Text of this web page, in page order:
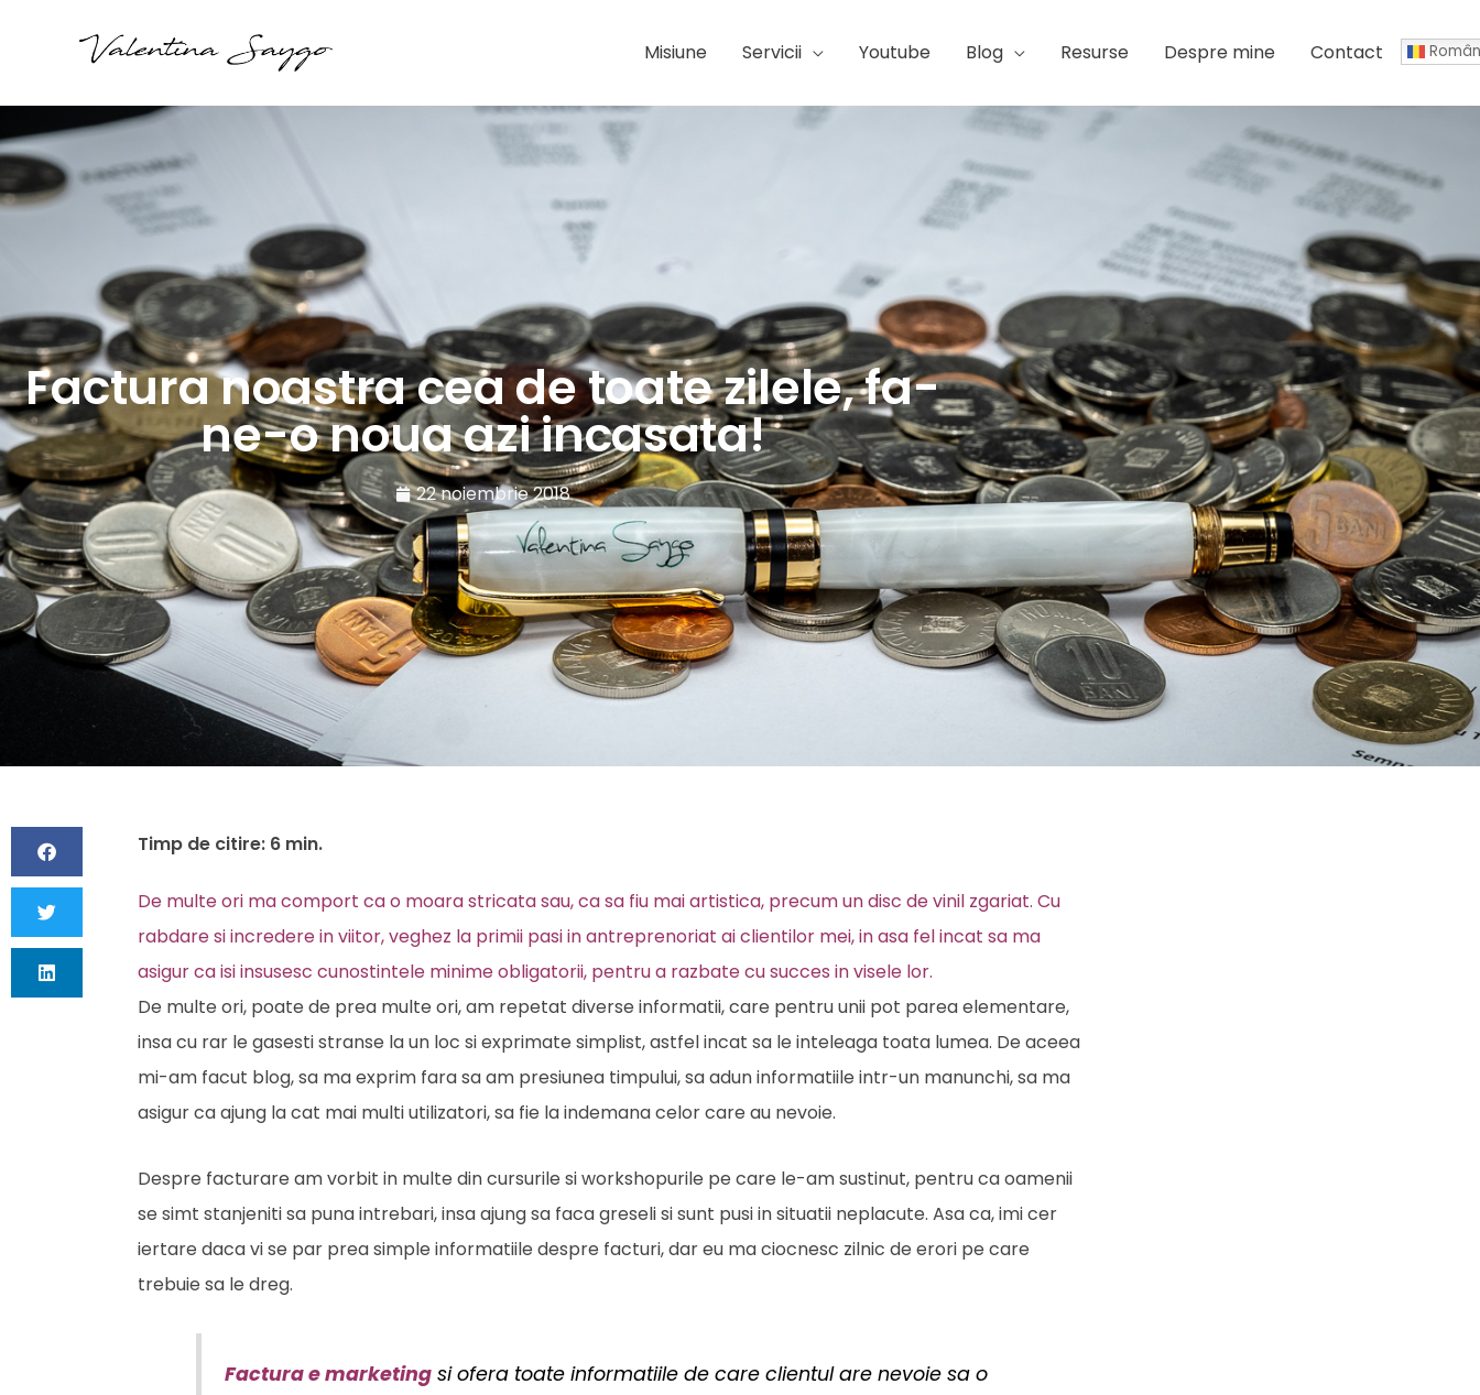
Misiune Servicii Youtube Blog Resurse Despre mine Contact
Factura noastra cea de toate zilele, fa-
ne-o noua azi incasata!
22 noiembrie 2018
De multe ori ma comport ca o moara stricata sau, ca sa fiu mai artistica, precum un disc de vinil zgariat. Cu
rabdare si incredere in viitor, veghez la primii pasi in antreprenoriat ai clientilor mei, in asa fel incat sa ma
asigur ca isi insusesc cunostintele minime obligatorii, pentru a razbate cu succes in visele lor.
De multe ori, poate de prea multe ori, am repetat diverse informatii, care pentru unii pot parea elementare,
insa cu rar le gasesti stranse la un loc si exprimate simplist, astfel incat sa le inteleaga toata lumea. De aceea
mi-am facut blog, sa ma exprim fara sa am presiunea timpului, sa adun informatiile intr-un manunchi, sa ma
asigur ca ajung la cat mai multi utilizatori, sa fie la indemana celor care au nevoie.
Despre facturare am vorbit in multe din cursurile si workshopurile pe care le-am sustinut, pentru ca oamenii
se simt stanjeniti sa puna intrebari, insa ajung sa faca greseli si sunt pusi in situatii neplacute. Asa ca, imi cer
iertare daca vi se par prea simple informatiile despre facturi, dar eu ma ciocnesc zilnic de erori pe care
trebuie sa le dreg.
Factura e marketingsi ofera toate informatiile de care clientul are nevoie sa o